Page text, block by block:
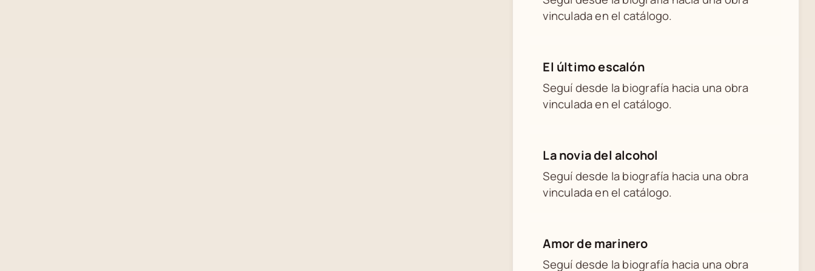
vinculada en el catálogo.
El último escalón
Seguí desde la biografía hacia una obra
vinculada en el catálogo.
La novia del alcohol
Seguí desde la biografía hacia una obra
vinculada en el catálogo.
Amor de marinero
Seguí desde la biografía hacia una obra